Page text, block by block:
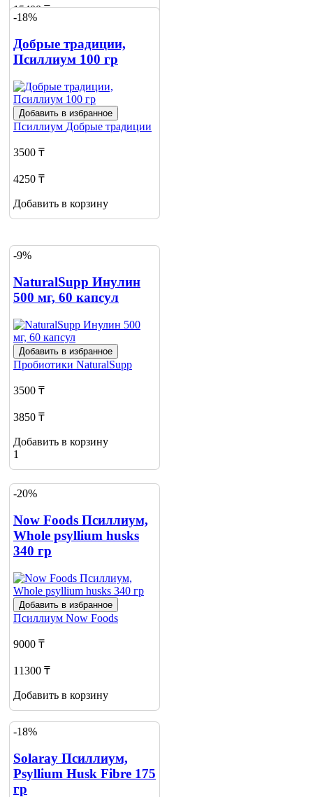
15400 ₸
-18%
Добрые традиции,
Псиллиум 100 гр
Добавить в избранное
Псиллиум Добрые традиции
3500 ₸
4250 ₸
Добавить в корзину
-9%
NaturalSupp Инулин
500 мг, 60 капсул
Добавить в избранное
Пробиотики NaturalSupp
3500 ₸
3850 ₸
Добавить в корзину
1
-20%
Now Foods Псиллиум,
Whole psyllium husks
340 гр
Добавить в избранное
Псиллиум Now Foods
9000 ₸
11300 ₸
Добавить в корзину
-18%
Solaray Псиллиум,
Psyllium Husk Fibre 175
гр